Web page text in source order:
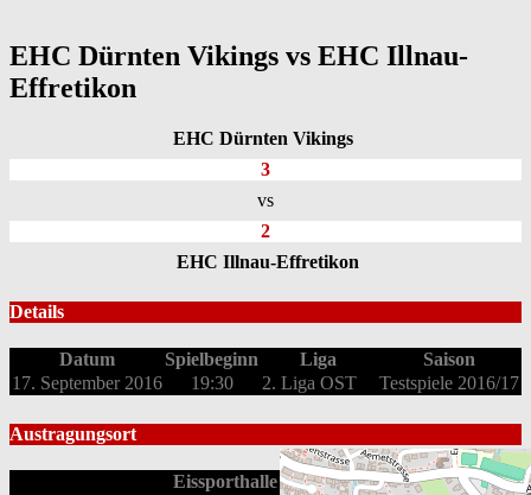
EHC Dürnten Vikings vs EHC Illnau-
Effretikon
EHC Dürnten Vikings
3
vs
2
EHC Illnau-Effretikon
Details
Datum Spielbeginn Liga
Saison
17. September 2016
19:30 2. Liga OST Testspiele 2016/17
Austragungsort
Eissporthalle Bäretswil